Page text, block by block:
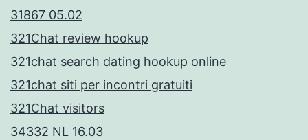
31867 05.02
321Chat review hookup
321chat search dating hookup online
321chat siti per incontri gratuiti
321Chat visitors
34332 NL 16.03